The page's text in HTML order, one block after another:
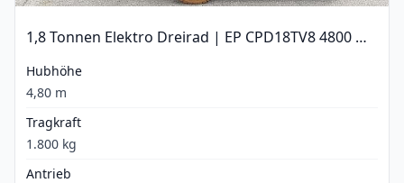
1,8 Tonnen Elektro Dreirad | EP CPD18TV8 4800 mm
Hubhöhe
4,80 m
Tragkraft
1.800 kg
Antrieb